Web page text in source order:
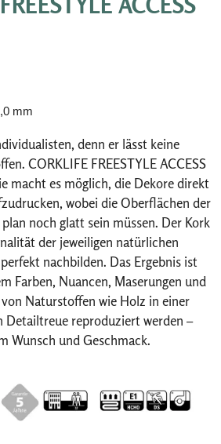
mm
denn er lässt keine
CORKLIFE FREESTYLE ACCESS
macht es möglich, die Dekore direkt
wobei die Oberflächen der
noch glatt sein müssen. Der Kork
der jeweiligen natürlichen
nachbilden. Das Ergebnis ist
Farben, Nuancen, Maserungen und
Naturstoffen wie Holz in einer
Detailtreue reproduziert werden –
Wunsch und Geschmack.